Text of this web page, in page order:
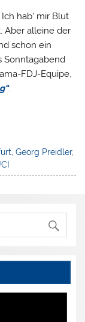
hab‘ mir Blut
Aber alleine der
schon ein
Sonntagabend
FDJ-Equipe,
.
,Georg Preidler,